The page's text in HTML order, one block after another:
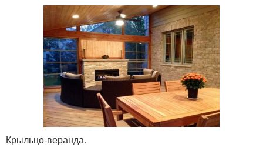
Крыльцо-веранда.